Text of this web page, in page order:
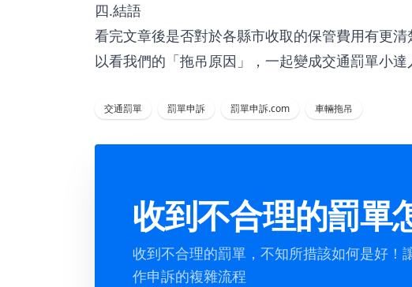
四.結語
看完文章後是否對於各縣市收取的保管費用有更
以看我們的「拖吊原因 」，一起變成交通罰單小達
交通罰單 罰單申訴 罰單申訴.com 車輛拖吊
收到不合理的罰單
收到不合理的罰單，不知所措該如何是好
作申訴的複雜流程